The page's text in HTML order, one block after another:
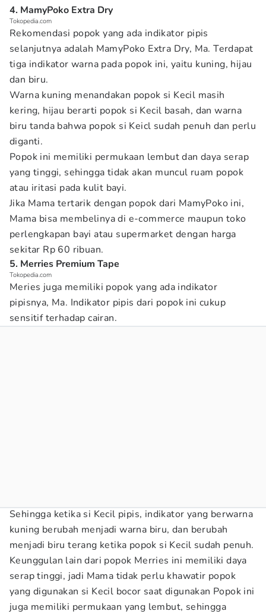
4. MamyPoko Extra Dry
Tokopedia.com
Rekomendasi popok yang ada indikator pipis
selanjutnya adalah MamyPoko Extra Dry, Ma. Terdapat
tiga indikator warna pada popok ini, yaitu kuning, hijau
dan biru.
Warna kuning menandakan popok si Kecil masih
kering, hijau berarti popok si Kecil basah, dan warna
biru tanda bahwa popok si Keicl sudah penuh dan perlu
diganti.
Popok ini memiliki permukaan lembut dan daya serap
yang tinggi, sehingga tidak akan muncul ruam popok
atau iritasi pada kulit bayi.
Jika Mama tertarik dengan popok dari MamyPoko ini,
Mama bisa membelinya di e-commerce maupun toko
perlengkapan bayi atau supermarket dengan harga
sekitar Rp 60 ribuan.
5. Merries Premium Tape
Tokopedia.com
Meries juga memiliki popok yang ada indikator
pipisnya, Ma. Indikator pipis dari popok ini cukup
sensitif terhadap cairan.
Sehingga ketika si Kecil pipis, indikator yang berwarna
kuning berubah menjadi warna biru, dan berubah
menjadi biru terang ketika popok si Kecil sudah penuh.
Keunggulan lain dari popok Merries ini memiliki daya
serap tinggi, jadi Mama tidak perlu khawatir popok
yang digunakan si Kecil bocor saat digunakan Popok ini
juga memiliki permukaan yang lembut, sehingga